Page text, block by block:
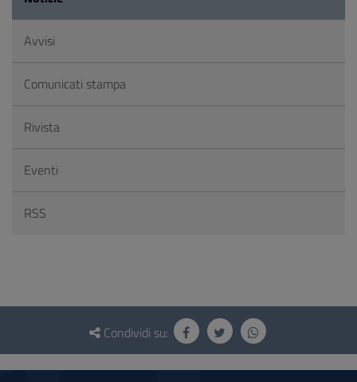
Avvisi
Comunicati stampa
Rivista
Eventi
RSS
Questionario
social
Condividi su: